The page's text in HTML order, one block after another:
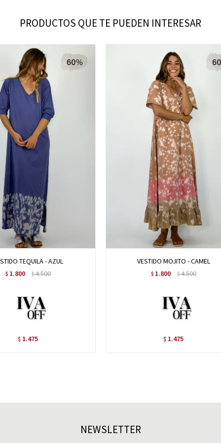
PRODUCTOS QUE TE PUEDEN INTERESAR
TEQUILA - AZUL
$ 1.800 $4.500
$ 1.475
VESTIDO MOJITO - CAMEL
$ 1.800 $4.500
$ 1.475
NEWSLETTER